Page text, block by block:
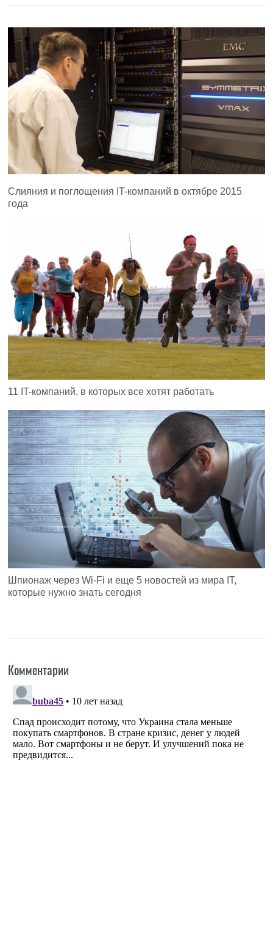
Слияния и поглощения IT-компаний в октябре 2015
года
11 IT-компаний, в которых все хотят работать
Шпионаж через Wi-Fi и еще 5 новостей из мира IT,
которые нужно знать сегодня
Комментарии